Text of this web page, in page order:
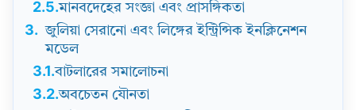
2.5.মানবদেহের সংজ্ঞা এবং প্রাসঙ্গিকতা
3. জুলিয়া সেরানো এবং লিঙ্গের ইন্ট্রিন্সিক ইনক্লিনেশন
মডেল
3.1.বাটলারের সমালোচনা
3.2.অবচেতন যৌনতা